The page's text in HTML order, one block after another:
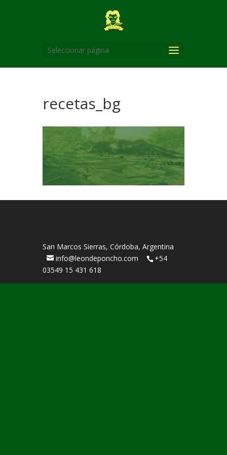
Seleccionar página
recetas_bg
San Marcos Sierras, Córdoba, Argentina
info@leondeponcho.com
+54
03549 15 431 618